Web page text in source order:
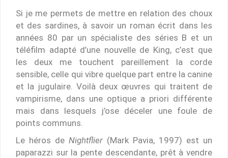
Si je me permets de mettre en relation des choux
et des sardines, à savoir un roman écrit dans les
années 80 par un spécialiste des séries B et un
téléfilm adapté d’une nouvelle de King, c’est que
les deux me touchent pareillement la corde
sensible, celle qui vibre quelque part entre la canine
et la jugulaire. Voilà deux œuvres qui traitent de
vampirisme, dans une optique a priori différente
mais dans lesquels j’ose déceler une foule de
points communs.
Le héros de Nightflier (Mark Pavia, 1997) est un
paparazzi sur la pente descendante, prêt à vendre